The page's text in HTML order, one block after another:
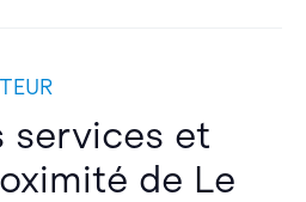
services et
de Le